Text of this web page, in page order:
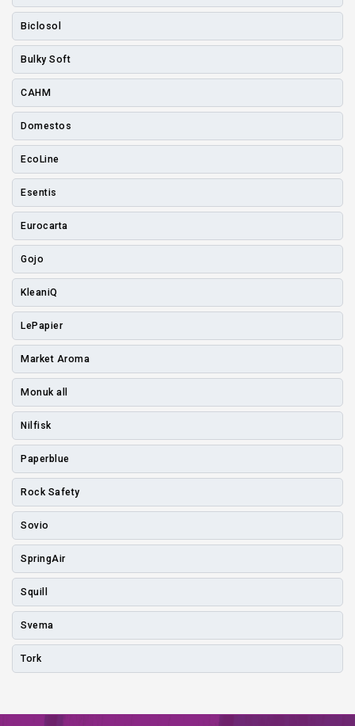
Biclosol
Bulky Soft
CAHM
Domestos
EcoLine
Esentis
Eurocarta
Gojo
KleaniQ
LePapier
Market Aroma
Monuk all
Nilfisk
Paperblue
Rock Safety
Sovio
SpringAir
Squill
Svema
Tork